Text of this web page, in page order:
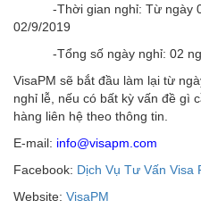
-Thời gian nghỉ: Từ ngày
02/9/2019
-Tổng số ngày nghỉ: 02
VisaPM sẽ bắt đầu làm lại từ
nghỉ lễ, nếu có bất kỳ vấn đề gì
hàng liên hệ theo thông tin.
E-mail: info@visapm.com
Facebook: Dịch Vụ Tư Vấn Visa
Website: VisaPM